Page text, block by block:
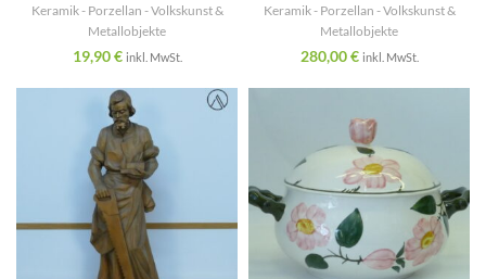
Keramik - Porzellan - Volkskunst &
Metallobjekte
19,90€ inkl. MwSt.
Keramik - Porzellan - Volkskunst &
Metallobjekte
280,00€ inkl. MwSt.